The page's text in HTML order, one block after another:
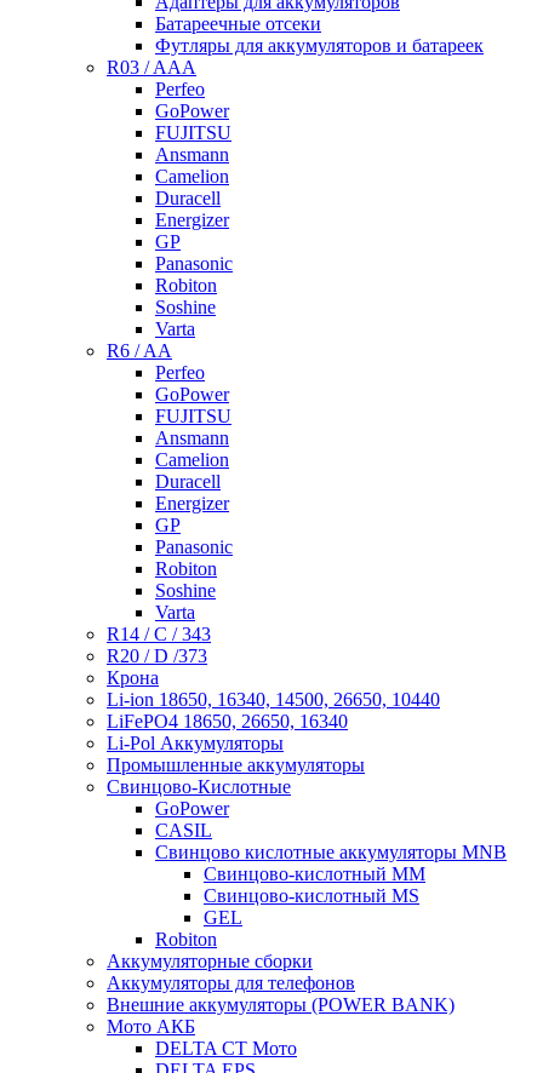
Батареечные отсеки
Футляры для аккумуляторов и батареек
R03 / AAA
Perfeo
GoPower
FUJITSU
Ansmann
Camelion
Duracell
Energizer
GP
Panasonic
Robiton
Soshine
Varta
R6 / AA
Perfeo
GoPower
FUJITSU
Ansmann
Camelion
Duracell
Energizer
GP
Panasonic
Robiton
Soshine
Varta
R14 / C / 343
R20 / D /373
Крона
Li-ion 18650, 16340, 14500, 26650, 10440
LiFePO4 18650, 26650, 16340
Li-Pol Аккумуляторы
Промышленные аккумуляторы
Свинцово-Кислотные
GoPower
CASIL
Свинцово кислотные аккумуляторы MNB
Cвинцово-кислотный MM
Cвинцово-кислотный MS
GEL
Robiton
Аккумуляторные сборки
Аккумуляторы для телефонов
Внешние аккумуляторы (POWER BANK)
Мото АКБ
DELTA CT Мото